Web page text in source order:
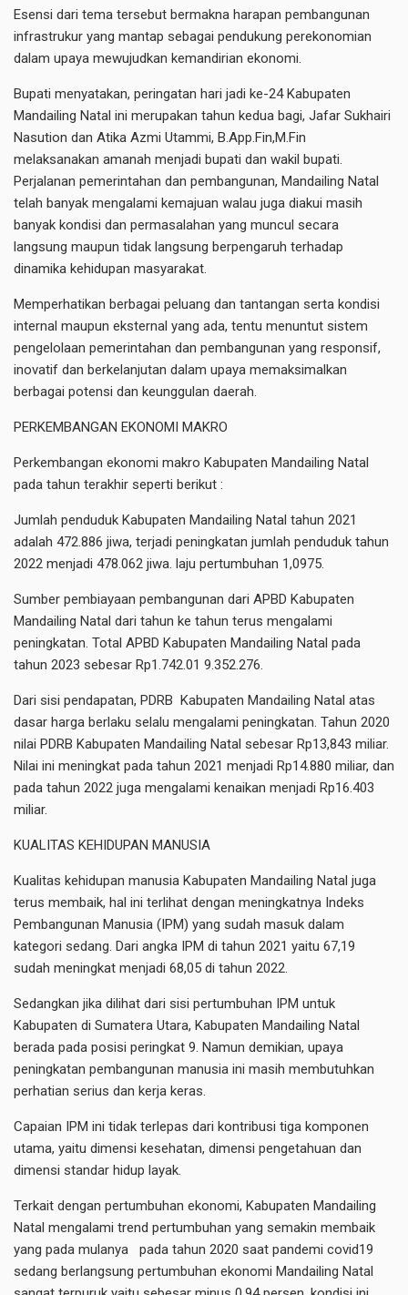
Esensi dari tema tersebut bermakna harapan pembangunan
infrastrukur yang mantap sebagai pendukung perekonomian
dalam upaya mewujudkan kemandirian ekonomi.
Bupati menyatakan, peringatan hari jadi ke-24 Kabupaten
Mandailing Natal ini merupakan tahun kedua bagi, Jafar Sukhairi
Nasution dan Atika Azmi Utammi, B.App.Fin,M.Fin
melaksanakan amanah menjadi bupati dan wakil bupati.
Perjalanan pemerintahan dan pembangunan, Mandailing Natal
telah banyak mengalami kemajuan walau juga diakui masih
banyak kondisi dan permasalahan yang muncul secara
langsung maupun tidak langsung berpengaruh terhadap
dinamika kehidupan masyarakat.
Memperhatikan berbagai peluang dan tantangan serta kondisi
internal maupun eksternal yang ada, tentu menuntut sistem
pengelolaan pemerintahan dan pembangunan yang responsif,
inovatif dan berkelanjutan dalam upaya memaksimalkan
berbagai potensi dan keunggulan daerah.
PERKEMBANGAN EKONOMI MAKRO
Perkembangan ekonomi makro Kabupaten Mandailing Natal
pada tahun terakhir seperti berikut :
Jumlah penduduk Kabupaten Mandailing Natal tahun 2021
adalah 472.886 jiwa, terjadi peningkatan jumlah penduduk tahun
2022 menjadi 478.062 jiwa. laju pertumbuhan 1,0975.
Sumber pembiayaan pembangunan dari APBD Kabupaten
Mandailing Natal dari tahun ke tahun terus mengalami
peningkatan. Total APBD Kabupaten Mandailing Natal pada
tahun 2023 sebesar Rp1.742.01 9.352.276.
Dari sisi pendapatan, PDRB Kabupaten Mandailing Natal atas
dasar harga berlaku selalu mengalami peningkatan. Tahun 2020
nilai PDRB Kabupaten Mandailing Natal sebesar Rp13,843 miliar.
Nilai ini meningkat pada tahun 2021 menjadi Rp14.880 miliar, dan
pada tahun 2022 juga mengalami kenaikan menjadi Rp16.403
miliar.
KUALITAS KEHIDUPAN MANUSIA
Kualitas kehidupan manusia Kabupaten Mandailing Natal juga
terus membaik, hal ini terlihat dengan meningkatnya Indeks
Pembangunan Manusia (IPM) yang sudah masuk dalam
kategori sedang. Dari angka IPM di tahun 2021 yaitu 67,19
sudah meningkat menjadi 68,05 di tahun 2022.
Sedangkan jika dilihat dari sisi pertumbuhan IPM untuk
Kabupaten di Sumatera Utara, Kabupaten Mandailing Natal
berada pada posisi peringkat 9. Namun demikian, upaya
peningkatan pembangunan manusia ini masih membutuhkan
perhatian serius dan kerja keras.
Capaian IPM ini tidak terlepas dari kontribusi tiga komponen
utama, yaitu dimensi kesehatan, dimensi pengetahuan dan
dimensi standar hidup layak.
Terkait dengan pertumbuhan ekonomi, Kabupaten Mandailing
Natal mengalami trend pertumbuhan yang semakin membaik
yang pada mulanya pada tahun 2020 saat pandemi covid19
sedang berlangsung pertumbuhan ekonomi Mandailing Natal